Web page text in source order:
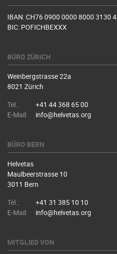
IBAN: CH76 0900 0000 8000 3130 4
BIC: POFICHBEXXX
BÜRO ZÜRICH
Weinbergstrasse 22a
8021 Zürich
Tel.:
+41 44 368 65 00
E-Mail:
info@helvetas.org
BÜRO BERN
Helvetas
Maulbeerstrasse 10
3011 Bern
Tel.:
+41 31 385 10 10
E-Mail:
info@helvetas.org
MITGLIED VON